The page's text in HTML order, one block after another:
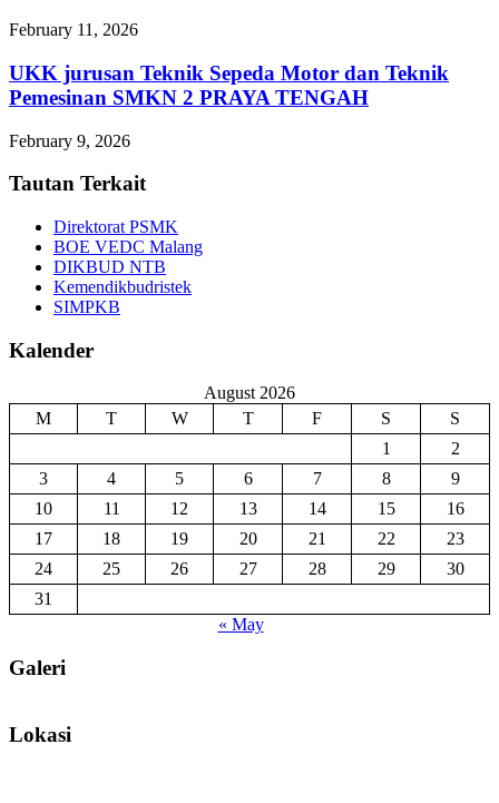
February 11, 2026
UKK jurusan Teknik Sepeda Motor dan Teknik
Pemesinan SMKN 2 PRAYA TENGAH
February 9, 2026
Tautan Terkait
Direktorat PSMK
BOE VEDC Malang
DIKBUD NTB
Kemendikbudristek
SIMPKB
Kalender
August 2026
M
T W T F S
S
1
2
3
4 5 6 7 8
9
10
11 12 13 14 15
16
17
18 19 20 21 22
23
24
25 26 27 28 29
30
31
« May
Galeri
Lokasi